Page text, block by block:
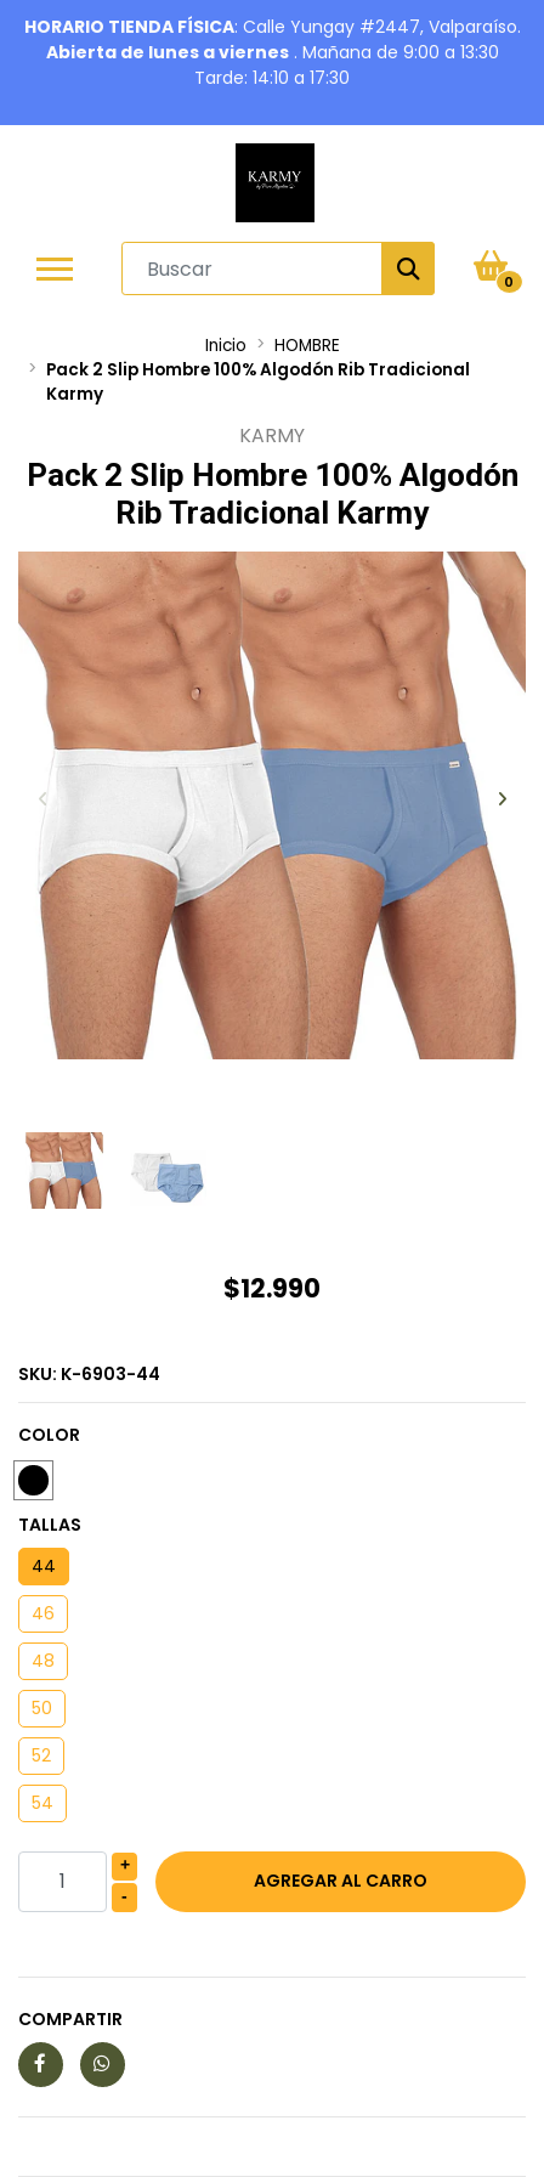
HORARIO TIENDA FÍSICA: Calle Yungay #2447, Valparaíso.
Abierta de lunes a viernes. Mañana de 9:00 a 13:30
Tarde: 14:10 a 17:30
0
Inicio
HOMBRE
Pack 2 Slip Hombre 100% Algodón Rib Tradicional
Karmy
KARMY
Pack 2 Slip Hombre 100% Algodón
Rib Tradicional Karmy
$12.990
SKU: K-6903-44
COLOR
TALLAS
44
46
48
50
52
54
+
-
COMPARTIR